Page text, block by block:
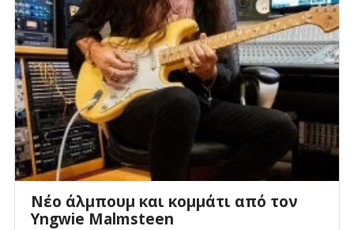
Νέο άλμπουμ και κομμάτι από τον
Yngwie Malmsteen